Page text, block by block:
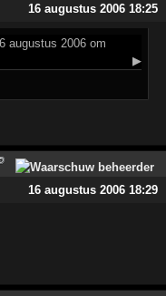
16 augustus 2006 18:25
augustus 2006 om
▶
16 augustus 2006 18:29